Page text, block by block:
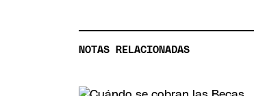
NOTAS RELACIONADAS